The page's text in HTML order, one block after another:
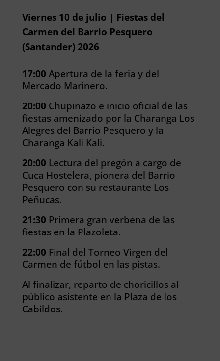
Viernes 10 de julio | Fiestas del
Carmen del Barrio Pesquero
(Santander) 2026
17:00 Apertura de la feria y del
Mercado Marinero.
20:00 Chupinazo e inicio oficial de las
fiestas amenizado por la Charanga Los
Alegres del Barrio Pesquero y la
Charanga Kali Kali.
20:00 Lectura del pregón a cargo de
Cuca Hostelera, pionera del Barrio
Pesquero con su restaurante Los
Peñucas.
21:30 Primera gran verbena de las
fiestas en la Plazoleta.
22:00 Final del Torneo Virgen del
Carmen de fútbol en las pistas.
Al finalizar, reparto de choricillos al
público asistente en la Plaza de los
Cabildos.